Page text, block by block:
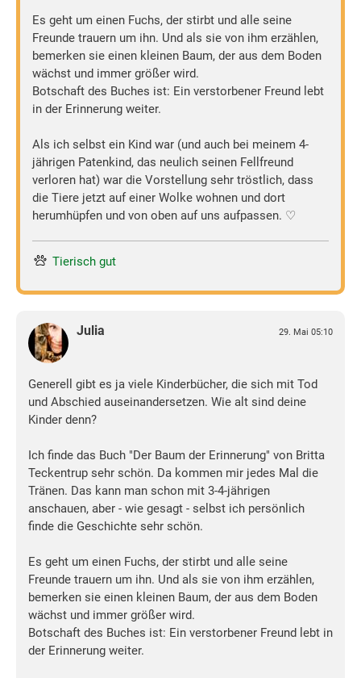
Es geht um einen Fuchs, der stirbt und alle seine
Freunde trauern um ihn. Und als sie von ihm erzählen,
bemerken sie einen kleinen Baum, der aus dem Boden
wächst und immer größer wird.
Botschaft des Buches ist: Ein verstorbener Freund lebt
in der Erinnerung weiter.
Als ich selbst ein Kind war (und auch bei meinem 4-
jährigen Patenkind, das neulich seinen Fellfreund
verloren hat) war die Vorstellung sehr tröstlich, dass
die Tiere jetzt auf einer Wolke wohnen und dort
herumhüpfen und von oben auf uns aufpassen. ♡
Tierisch gut
Julia 29. Mai 05:10
Generell gibt es ja viele Kinderbücher, die sich mit Tod
und Abschied auseinandersetzen. Wie alt sind deine
Kinder denn?
Ich finde das Buch "Der Baum der Erinnerung" von Britta
Teckentrup sehr schön. Da kommen mir jedes Mal die
Tränen. Das kann man schon mit 3-4-jährigen
anschauen, aber - wie gesagt - selbst ich persönlich
finde die Geschichte sehr schön.
Es geht um einen Fuchs, der stirbt und alle seine
Freunde trauern um ihn. Und als sie von ihm erzählen,
bemerken sie einen kleinen Baum, der aus dem Boden
wächst und immer größer wird.
Botschaft des Buches ist: Ein verstorbener Freund lebt in
der Erinnerung weiter.